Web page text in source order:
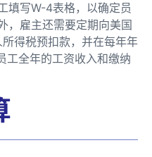
填写W-4表格，以确定员
，雇主还需要定期向美国
得税预扣款，并在每年年
工全年的工资收入和缴纳